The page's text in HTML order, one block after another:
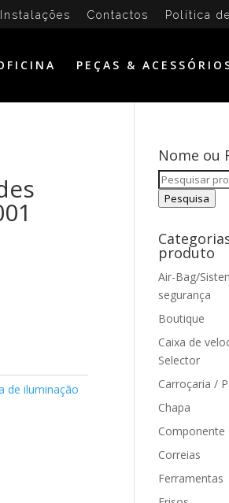
Instalações Contactos Política
PEÇAS &
de iluminação
Nome ou
Pesquisar
por:
Pesquisa
produto
Air-Bag/
segurança
Boutique
Caixa de
Selector
Carroçaria /
Chapa
Componente
Correias
Ferramentas